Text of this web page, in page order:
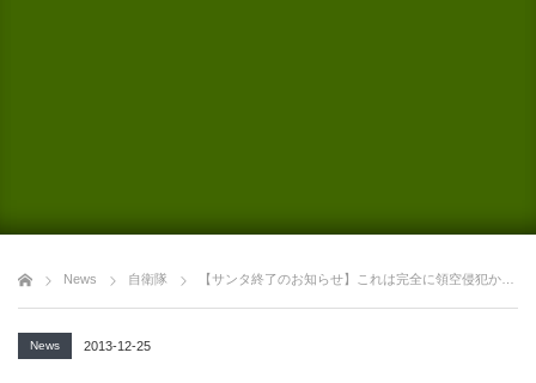
News 自衛隊 【サンタ終了のお知らせ】これは完全に領空侵犯かww 対サンタスクランブルを公式で発表しやがった！
News 2013-12-25